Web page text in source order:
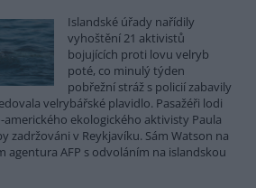
Islandské úřady nařídily
vyhoštění 21 aktivistů
bojujících proti lovu velryb
poté, co minulý týden
pobřežní stráž s policií zabavily
velrybářské plavidlo. Pasažéři lodi
ekologického aktivisty Paula
zadržováni v Reykjavíku. Sám Watson na
agentura AFP s odvoláním na islandskou